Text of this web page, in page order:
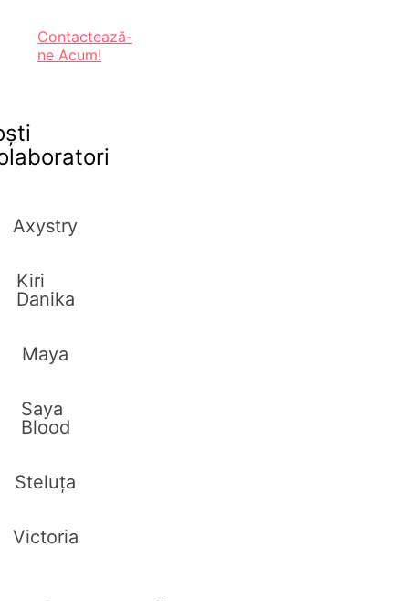
Contactează-
ne Acum!
Axystry
Kiri
Danika
Maya
Saya
Blood
Steluța
Victoria